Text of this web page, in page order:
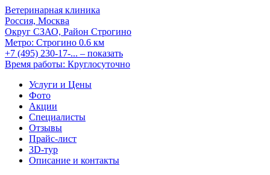
Ветеринарная клиника
Россия, Москва
Округ СЗАО, Район Строгино
Метро: Строгино 0.6 км
+7 (495) 230-17-... – показать
Время работы: Круглосуточно
Услуги и Цены
Фото
Акции
Специалисты
Отзывы
Прайс-лист
3D-тур
Описание и контакты